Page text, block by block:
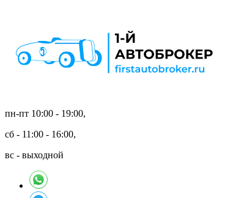
пн-пт 10:00 - 19:00,
сб - 11:00 - 16:00,
вс - выходной